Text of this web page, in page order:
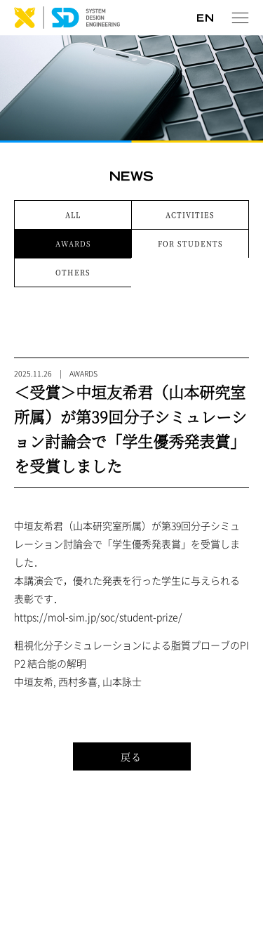
ALL ACTIVITIES
AWARDS FOR STUDENTS
OTHERS
2025.11.26 | AWARDS
＜受賞＞中垣友希君（山本研究室
所属）が第39回分子シミュレーシ
ョン討論会で「学生優秀発表賞」
を受賞しました
中垣友希君（山本研究室所属）が第39回分子シミュ
レーション討論会で「学生優秀発表賞」を受賞しま
した．
本講演会で，優れた発表を行った学生に与えられる
表彰です．
https://mol-sim.jp/soc/student-prize/
粗視化分子シミュレーションによる脂質プローブのPI
P2 結合能の解明
中垣友希, 西村多喜, 山本詠士
戻る